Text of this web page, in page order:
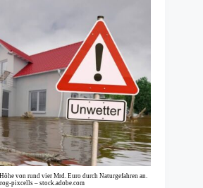
von rund vier Mrd. Euro durch Naturgefahren an.
pixcells – stock.adobe.com